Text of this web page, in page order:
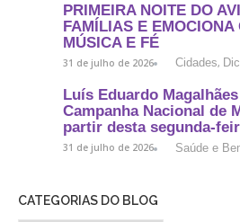
PRIMEIRA NOITE DO
FAMÍLIAS E EMOCIONA
MÚSICA E FÉ
31 de julho de 2026 Cidades,
Luís Eduardo
Campanha Nacional de
partir desta segunda-
31 de julho de 2026 Saúde e
CATEGORIAS DO BLOG